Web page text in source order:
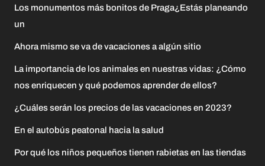
Los monumentos más bonitos de Praga¿Estás planeando
un
Ahora mismo se va de vacaciones a algún sitio
La importancia de los animales en nuestras vidas: ¿Cómo
nos enriquecen y qué podemos aprender de ellos?
¿Cuáles serán los precios de las vacaciones en 2023?
En el autobús peatonal hacia la salud
Por qué los niños pequeños tienen rabietas en las tiendas